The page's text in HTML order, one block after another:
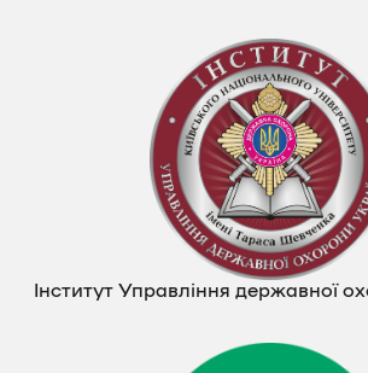
Інститут Управління державної